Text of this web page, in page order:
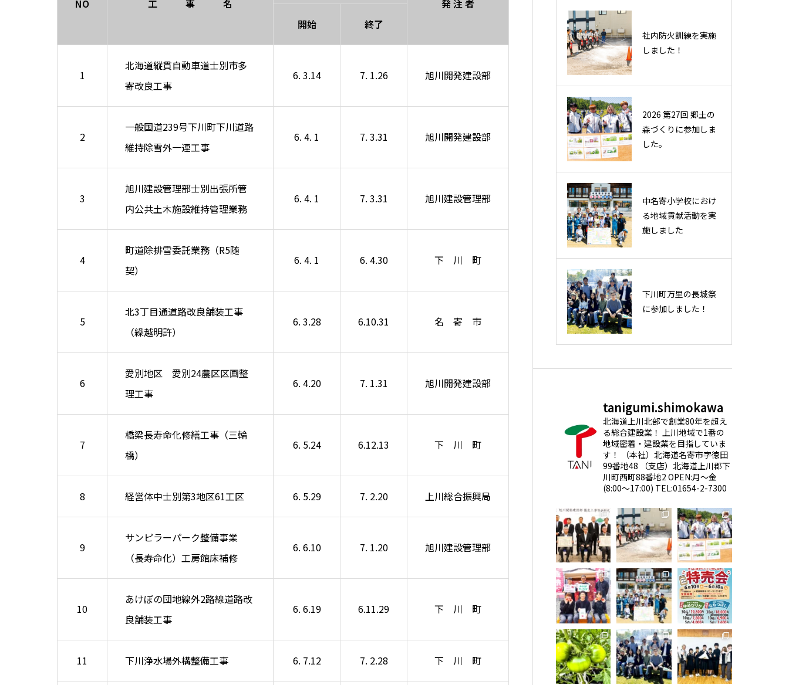
NO 工 事 名
発 注 者
開始
終了
1
北海道縦貫自動車道士別市多
寄改良工事
6. 3.14 7. 1.26 旭川開発建設部
2
一般国道239号下川町下川道路
維持除雪外一連工事
6. 4. 1 7. 3.31 旭川開発建設部
3
旭川建設管理部士別出張所管
内公共土木施設維持管理業務
6. 4. 1 7. 3.31 旭川建設管理部
4
町道除排雪委託業務（R5随
契）
6. 4. 1 6. 4.30 下 川 町
5
北3丁目通道路改良舗装工事
（繰越明許）
6. 3.28 6.10.31 名 寄 市
6
愛別地区 愛別24農区区画整
理工事
6. 4.20 7. 1.31 旭川開発建設部
7
橋梁長寿命化修繕工事（三輪
橋）
6. 5.24 6.12.13 下 川 町
8 経営体中士別第3地区61工区 6. 5.29 7. 2.20 上川総合振興局
9
サンピラーパーク整備事業
（長寿命化）工房館床補修
6. 6.10 7. 1.20 旭川建設管理部
10
あけぼの団地線外2路線道路改
良舗装工事
6. 6.19 6.11.29 下 川 町
11 下川浄水場外構整備工事 6. 7.12 7. 2.28 下 川 町
社内防火訓練を実施
しました！
2026 第27回 郷土の
森づくりに参加しま
した。
中名寄小学校におけ
る地域貢献活動を実
施しました
下川町万里の長城祭
に参加しました！
社内防火訓練を実施
しました！
2026 第27回 郷土の
森づくりに参加しま
した。
中名寄小学校におけ
る地域貢献活動を実
施しました
下川町万里の長城祭
に参加しました！
tanigumi.shimokawa
北海道上川北部で創業80年を超え
る総合建設業！ 上川地域で1番の
地域密着・建設業を目指していま
す！
（本社）北海道名寄市字徳田
99番地48 （支店）北海道上川郡下
川町西町88番地2 OPEN:月～金
(8:00～17:00) TEL:01654-2-7300